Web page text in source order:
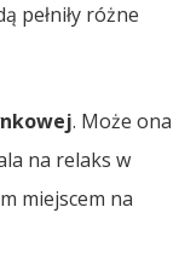
pełniły różne
. Może ona
na relaks w
miejscem na